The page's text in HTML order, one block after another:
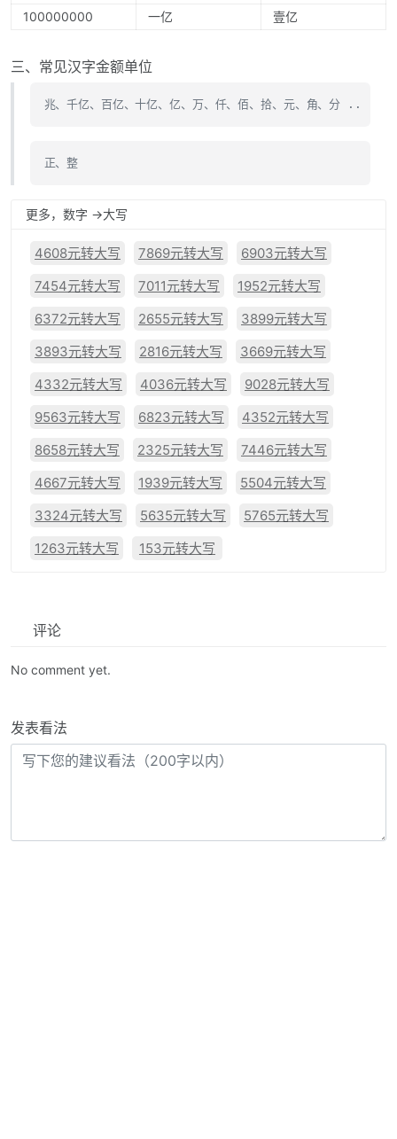
100000000
一亿 壹亿
三、常见汉字金额单位
兆、千亿、百亿、十亿、亿、万、仟、佰、拾、元、角、分 ..
正、整
更多，数字 ->大写
4608元转大写 7869元转大写
6903元转大写
7454元转大写
7011元转大写
1952元转大写
6372元转大写
2655元转大写
3899元转大写
3893元转大写
2816元转大写
3669元转大写
4332元转大写
4036元转大写
9028元转大写
9563元转大写
6823元转大写
4352元转大写
8658元转大写
2325元转大写
7446元转大写
4667元转大写
1939元转大写
5504元转大写
3324元转大写
5635元转大写
5765元转大写
1263元转大写
153元转大写
评论
No comment yet.
发表看法